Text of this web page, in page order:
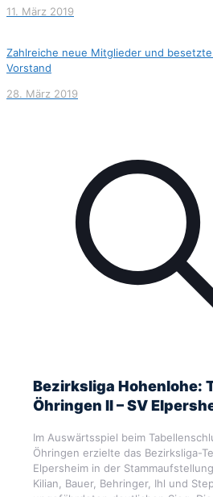
11. März 2019
Zahlreiche neue Mitglieder und
Vorstand
28. März 2019
Bezirksliga Hohenlohe:
Öhringen II – SV
Im Auswärtsspiel beim
Öhringen erzielte das Bezirksliga-
Elpersheim in der
Kilian, Bauer, Behringer, Ihl und